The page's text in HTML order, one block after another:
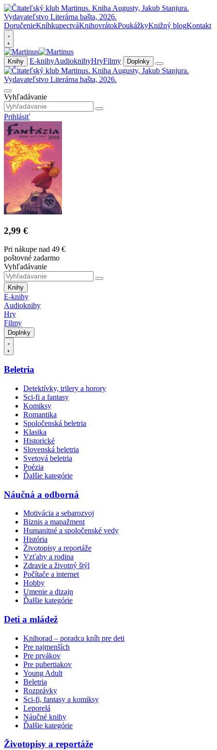
DoručenieKníhkupectváKnihovrátokPoukážkyKnižný blogKontakt
Knihy E-knihyAudioknihyHryFilmy Doplnky
Vyhľadávanie
Prihlásiť
2,99 €
Pri nákupe nad 49 €
poštovné zadarmo
Vyhľadávanie
Knihy
E-knihy
Audioknihy
Hry
Filmy
Doplnky
Beletria
Detektívky, trilery a horory
Sci-fi a fantasy
Komiksy
Romantika
Spoločenská beletria
Klasika
Historické
Slovenská beletria
Svetová beletria
Poézia
Ďalšie kategórie
Náučná a odborná
Motivácia a sebarozvoj
Biznis a manažment
Humanitné a spoločenské vedy
História
Životopisy a reportáže
Vzťahy a rodina
Zdravie a životný štýl
Počítače a internet
Hobby
Umenie a dizajn
Ďalšie kategórie
Deti a mládež
Knihorad – poradca kníh pre deti
Pre najmenších
Pre prvákov
Pre pubertiakov
Young Adult
Beletria
Rozprávky
Sci-fi, fantasy a komiksy
Leporelá
Náučné knihy
Ďalšie kategórie
Životopisy a reportáže